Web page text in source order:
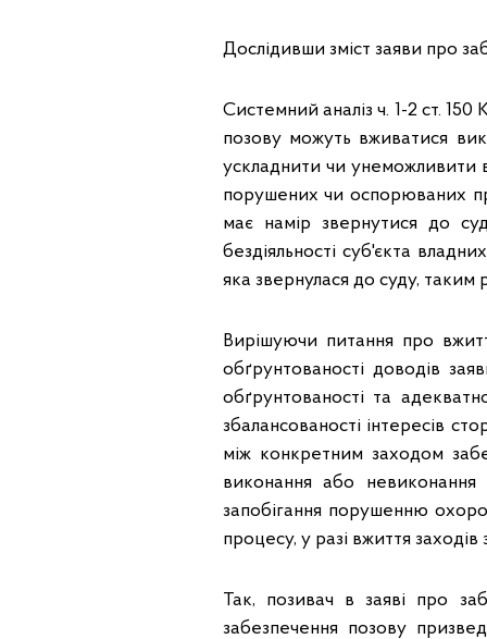
Дослідивши зміст заяви про
Системний аналіз ч. 1-2 ст.
позову можуть вживатися
ускладнити чи унеможливити
порушених чи оспорюваних
має намір звернутися до
бездіяльності суб'єкта
яка звернулася до суду, таким
Вирішуючи питання про
обґрунтованості доводів
обґрунтованості та
збалансованості інтересів
між конкретним заходом
виконання або невиконання
запобігання порушенню
процесу, у разі вжиття
Так, позивач в заяві про
забезпечення позову